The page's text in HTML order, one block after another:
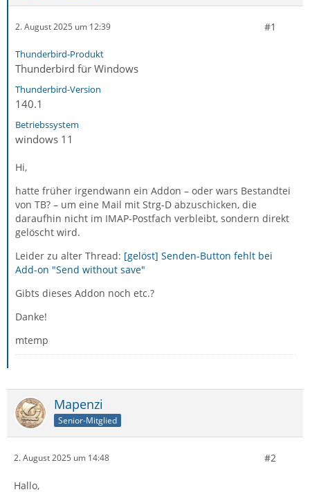
2. August 2025 um 12:39 #1
Thunderbird-Produkt
Thunderbird für Windows
Thunderbird-Version
140.1
Betriebssystem
windows 11
Hi,
hatte früher irgendwann ein Addon – oder wars Bestandtei
von TB? – um eine Mail mit Strg-D abzuschicken, die
daraufhin nicht im IMAP-Postfach verbleibt, sondern direkt
gelöscht wird.
Leider zu alter Thread: [gelöst] Senden-Button fehlt bei
Add-on "Send without save"
Gibts dieses Addon noch etc.?
Danke!
mtemp
Mapenzi
Senior-Mitglied
2. August 2025 um 14:48 #2
Hallo,